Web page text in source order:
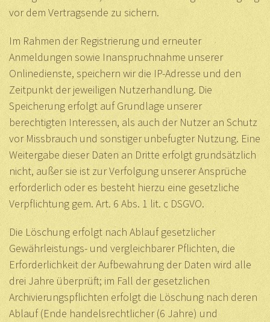
vor dem Vertragsende zu sichern.
Im Rahmen der Registrierung und erneuter
Anmeldungen sowie Inanspruchnahme unserer
Onlinedienste, speichern wir die IP-Adresse und den
Zeitpunkt der jeweiligen Nutzerhandlung. Die
Speicherung erfolgt auf Grundlage unserer
berechtigten Interessen, als auch der Nutzer an Schutz
vor Missbrauch und sonstiger unbefugter Nutzung. Eine
Weitergabe dieser Daten an Dritte erfolgt grundsätzlich
nicht, außer sie ist zur Verfolgung unserer Ansprüche
erforderlich oder es besteht hierzu eine gesetzliche
Verpflichtung gem. Art. 6 Abs. 1 lit. c DSGVO.
Die Löschung erfolgt nach Ablauf gesetzlicher
Gewährleistungs- und vergleichbarer Pflichten, die
Erforderlichkeit der Aufbewahrung der Daten wird alle
drei Jahre überprüft; im Fall der gesetzlichen
Archivierungspflichten erfolgt die Löschung nach deren
Ablauf (Ende handelsrechtlicher (6 Jahre) und